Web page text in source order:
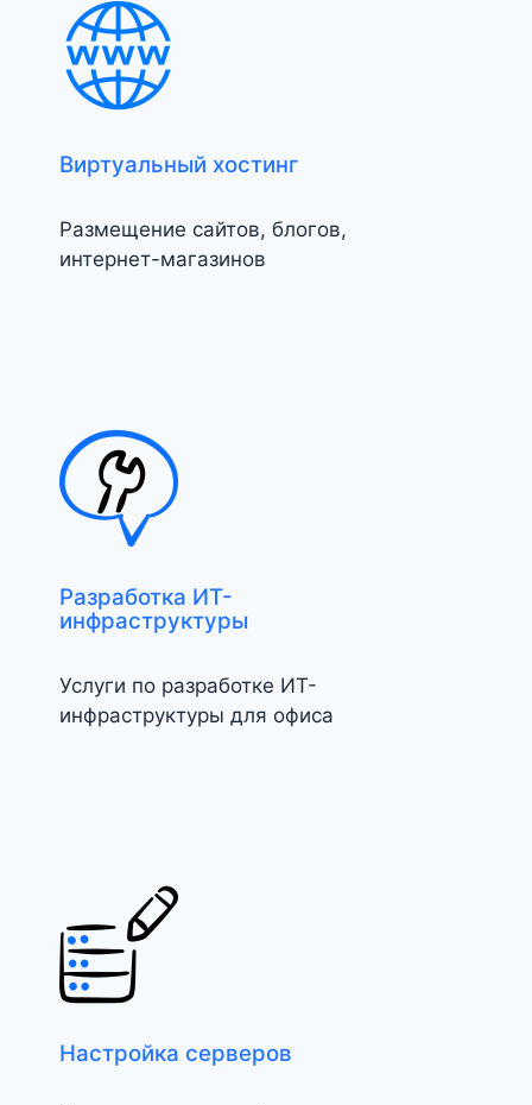
Виртуальный хостинг
Размещение сайтов, блогов,
интернет-магазинов
Разработка ИТ-
инфраструктуры
Услуги по разработке ИТ-
инфраструктуры для офиса
Настройка серверов